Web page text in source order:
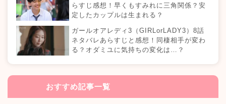
らすじ感想！早くもすみれに三角関係？安
定したカップルは生まれる？
ガールオアレディ3（GIRLorLADY3）8話
ネタバレあらすじと感想！同棲相手が変わ
る？オダミユに気持ちの変化は…？
おすすめ記事一覧